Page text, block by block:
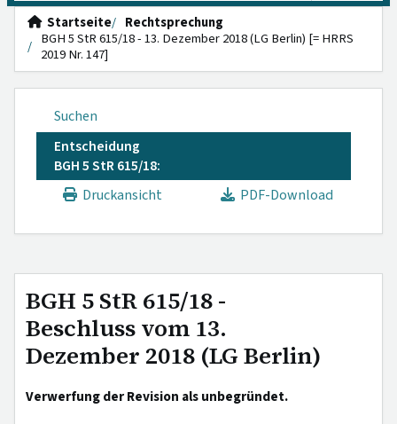
Startseite
Rechtsprechung
BGH 5 StR 615/18 - 13. Dezember 2018 (LG Berlin) [= HRRS
2019 Nr. 147]
Suchen
Entscheidung
BGH 5 StR 615/18:
Druckansicht
PDF-Download
BGH 5 StR 615/18 -
Beschluss vom 13.
Dezember 2018 (LG Berlin)
Verwerfung der Revision als unbegründet.